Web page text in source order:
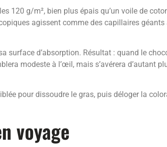
120 g/m², bien plus épais qu’un voile de
agissent comme des capillaires
surface d’absorption. Résultat : quand le
modeste à l’œil, mais s’avérera d’autant
pour dissoudre le gras, puis déloger la
voyage